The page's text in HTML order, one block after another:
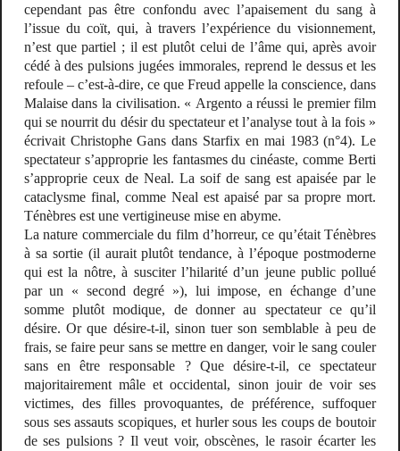
cependant pas être confondu avec l’apaisement du sang à
l’issue du coït, qui, à travers l’expérience du visionnement,
n’est que partiel ; il est plutôt celui de l’âme qui, après avoir
cédé à des pulsions jugées immorales, reprend le dessus et les
refoule – c’est-à-dire, ce que Freud appelle laconscience, dans
Malaise dans la civilisation. « Argento a réussi le premier film
qui se nourrit du désir du spectateur et l’analyse tout à la fois »
écrivait Christophe Gans dans Starfix en mai 1983 (n°4). Le
spectateur s’approprie les fantasmes du cinéaste, comme Berti
s’approprie ceux de Neal. La soif de sang est apaisée par le
cataclysme final, comme Neal est apaisé par sa propre mort.
Ténèbresest une vertigineuse mise en abyme.
La nature commerciale du film d’horreur, ce qu’étaitTénèbres
à sa sortie (il aurait plutôt tendance, à l’époque postmoderne
qui est la nôtre, à susciter l’hilarité d’un jeune public pollué
par un « second degré »), lui impose, en échange d’une
somme plutôt modique, de donner au spectateur ce qu’il
désire. Or que désire-t-il, sinon tuer son semblable à peu de
frais, se faire peur sans se mettre en danger, voir le sang couler
sans en être responsable ? Que désire-t-il, ce spectateur
majoritairement mâle et occidental, sinon jouir de voir ses
victimes, des filles provoquantes, de préférence, suffoquer
sous ses assauts scopiques, et hurler sous les coups de boutoir
de ses pulsions ? Il veut voir, obscènes, le rasoir écarter les